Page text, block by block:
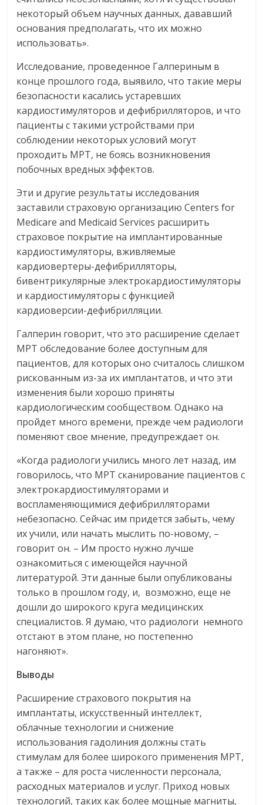
некоторый объем научных данных, дававший
основания предполагать, что их можно
использовать».
Исследование, проведенное Галпериным в
конце прошлого года, выявило, что такие меры
безопасности касались устаревших
кардиостимуляторов и дефибрилляторов, и что
пациенты с такими устройствами при
соблюдении некоторых условий могут
проходить МРТ, не боясь возникновения
побочных вредных эффектов.
Эти и другие результаты исследования
заставили страховую организацию Centers for
Medicare and Medicaid Services расширить
страховое покрытие на имплантированные
кардиостимуляторы, вживляемые
кардиовертеры-дефибрилляторы,
бивентрикулярные электрокардиостимуляторы
и кардиостимуляторы с функцией
кардиоверсии-дефибрилляции.
Галперин говорит, что это расширение сделает
МРТ обследование более доступным для
пациентов, для которых оно считалось слишком
рискованным из-за их имплантатов, и что эти
изменения были хорошо приняты
кардиологическим сообществом. Однако на
пройдет много времени, прежде чем радиологи
поменяют свое мнение, предупреждает он.
«Когда радиологи учились много лет назад, им
говорилось, что МРТ сканирование пациентов с
электрокардиостимуляторами и
воспламеняющимися дефибрилляторами
небезопасно. Сейчас им придется забыть, чему
их учили, или начать мыслить по-новому, –
говорит он. – Им просто нужно лучше
ознакомиться с имеющейся научной
литературой. Эти данные были опубликованы
только в прошлом году, и, возможно, еще не
дошли до широкого круга медицинских
специалистов. Я думаю, что радиологи немного
отстают в этом плане, но постепенно
нагоняют».
Выводы
Расширение страхового покрытия на
имплантаты, искусственный интеллект,
облачные технологии и снижение
использования гадолиния должны стать
стимулам для более широкого применения МРТ,
а также – для роста численности персонала,
расходных материалов и услуг. Приход новых
технологий, таких как более мощные магниты,